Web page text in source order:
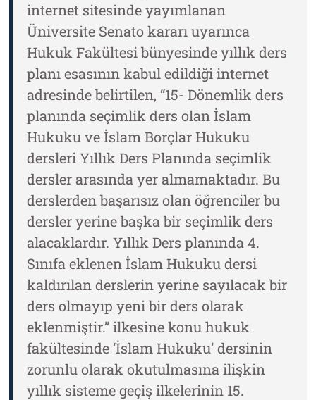
internet sitesinde yayımlanan
Üniversite Senato kararı uyarınca
Hukuk Fakültesi bünyesinde yıllık ders
planı esasının kabul edildiği internet
adresinde belirtilen, “15- Dönemlik ders
planında seçimlik ders olan İslam
Hukuku ve İslam Borçlar Hukuku
dersleri Yıllık Ders Planında seçimlik
dersler arasında yer almamaktadır. Bu
derslerden başarısız olan öğrenciler bu
dersler yerine başka bir seçimlik ders
alacaklardır. Yıllık Ders planında 4.
Sınıfa eklenen İslam Hukuku dersi
kaldırılan derslerin yerine sayılacak bir
ders olmayıp yeni bir ders olarak
eklenmiştir.” ilkesine konu hukuk
fakültesinde ‘İslam Hukuku’ dersinin
zorunlu olarak okutulmasına ilişkin
yıllık sisteme geçiş ilkelerinin 15.